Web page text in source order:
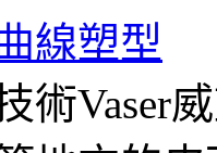
線塑型
術Vaser